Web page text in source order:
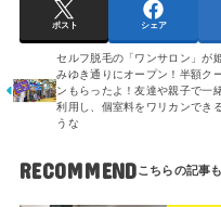
ポスト シェア
セルフ脱毛の「ワンサロン」が
みゆき通りにオープン！半額ク
ンもらったよ！友達や親子で一
利用し、個室料をワリカンでき
うな
RECOMMEND